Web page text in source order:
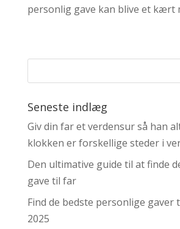
personlig gave kan blive et kært
Seneste indlæg
Giv din far et verdensur så han
klokken er forskellige steder i
Den ultimative guide til at finde
gave til far
Find de bedste personlige gaver
2025